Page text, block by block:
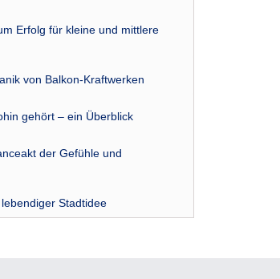
Erfolg für kleine und mittlere
von Balkon-Kraftwerken
gehört – ein Überblick
der Gefühle und
Stadtidee